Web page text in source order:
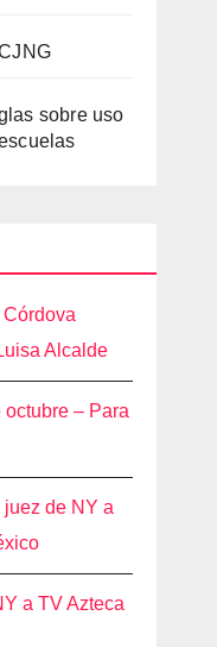
sobre uso
Córdova
Alcalde
octubre – Para
juez de NY a
a TV Azteca